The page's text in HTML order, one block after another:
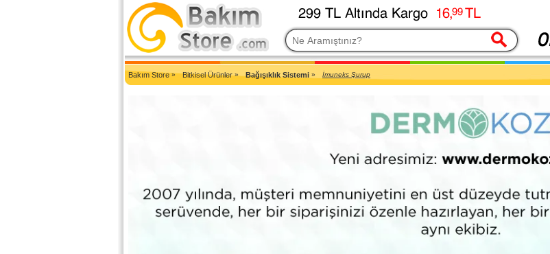
2007'den Beri Türkiye'nin En Güncel Bakım Ürünleri Eczane Sitesi
Bakım Store» Bitkisel Ürünler» Bağışıklık Sistemi » İmuneks Şurup